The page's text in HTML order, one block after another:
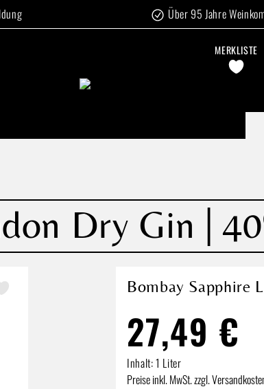
Über 95 Jahre
MERKLISTE
Dry Gin |
Bombay Sapphire
27,49 €
Inhalt:1 Liter
Preise inkl. MwSt. zzgl.